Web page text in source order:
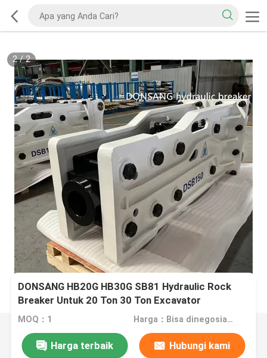
2/2
DONSANG HB20G HB30G SB81 Hydraulic Rock
Breaker Untuk 20 Ton 30 Ton Excavator
MOQ：1 Harga：Bisa dinegosiasikan
Harga terbaik Hubungi kami